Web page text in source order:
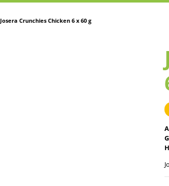
Josera Crunchies Chicken 6 x 60 g